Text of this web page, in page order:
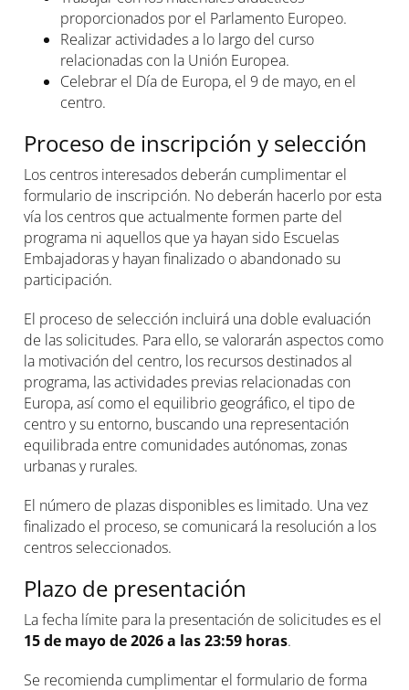
proporcionados por el Parlamento Europeo.
Realizar actividades a lo largo del curso
relacionadas con la Unión Europea.
Celebrar el Día de Europa, el 9 de mayo, en el
centro.
Proceso de inscripción y selección
Los centros interesados deberán cumplimentar el
formulario de inscripción. No deberán hacerlo por esta
vía los centros que actualmente formen parte del
programa ni aquellos que ya hayan sido Escuelas
Embajadoras y hayan finalizado o abandonado su
participación.
El proceso de selección incluirá una doble evaluación
de las solicitudes. Para ello, se valorarán aspectos como
la motivación del centro, los recursos destinados al
programa, las actividades previas relacionadas con
Europa, así como el equilibrio geográfico, el tipo de
centro y su entorno, buscando una representación
equilibrada entre comunidades autónomas, zonas
urbanas y rurales.
El número de plazas disponibles es limitado. Una vez
finalizado el proceso, se comunicará la resolución a los
centros seleccionados.
Plazo de presentación
La fecha límite para la presentación de solicitudes es el
15 de mayo de 2026 a las 23:59 horas.
Se recomienda cumplimentar el formulario de forma